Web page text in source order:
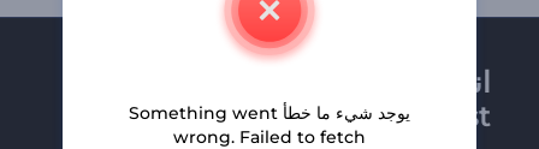
انضم إلى نشرة
Renderforest الإخبارية
يوجد شيء ما خطأ Something went
wrong. Failed to fetch